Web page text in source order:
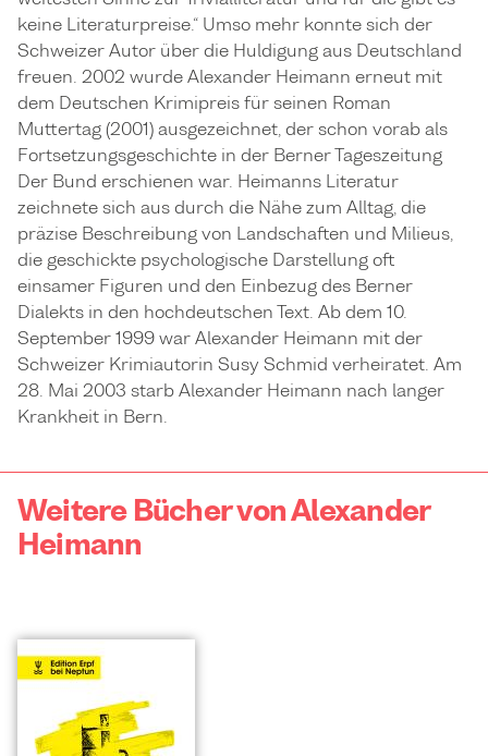
keine Literaturpreise.“ Umso mehr konnte sich der
Schweizer Autor über die Huldigung aus Deutschland
freuen. 2002 wurde Alexander Heimann erneut mit
dem Deutschen Krimipreis für seinen Roman
Muttertag (2001) ausgezeichnet, der schon vorab als
Fortsetzungsgeschichte in der Berner Tageszeitung
Der Bund erschienen war. Heimanns Literatur
zeichnete sich aus durch die Nähe zum Alltag, die
präzise Beschreibung von Landschaften und Milieus,
die geschickte psychologische Darstellung oft
einsamer Figuren und den Einbezug des Berner
Dialekts in den hochdeutschen Text. Ab dem 10.
September 1999 war Alexander Heimann mit der
Schweizer Krimiautorin Susy Schmid verheiratet. Am
28. Mai 2003 starb Alexander Heimann nach langer
Krankheit in Bern.
Weitere Bücher von Alexander
Heimann